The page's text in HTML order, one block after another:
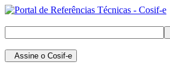
Assine o Cosif-e